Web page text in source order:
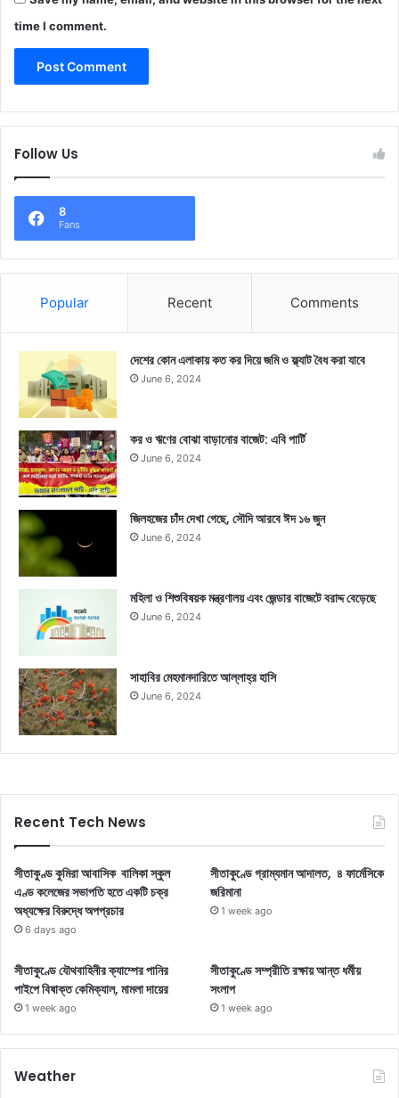
time I comment.
Follow Us
8
Fans
Popular Recent Comments
দেশের কোন এলাকায় কত কর দিয়ে জমি ও ফ্ল্যাট বৈধ করা যাবে
June 6, 2024
কর ও ঋণের বোঝা বাড়ানোর বাজেট: এবি পার্টি
June 6, 2024
জিলহজের চাঁদ দেখা গেছে, সৌদি আরবে ঈদ ১৬ জুন
June 6, 2024
মহিলা ও শিশুবিষয়ক মন্ত্রণালয় এবং জেন্ডার বাজেটে বরাদ্দ বেড়েছে
June 6, 2024
সাহাবির মেহমানদারিতে আল্লাহ্‌র হাসি
June 6, 2024
Recent Tech News
সীতাকুণ্ড কুমিরা আবাসিক বালিকা স্কুল
এণ্ড কলেজের সভাপতি হতে একটি চক্র
অধ্যক্ষের বিরুদ্ধে অপপ্রচার
6 days ago
সীতাকুণ্ডে গ্রাম্যমান আদালত, ৪ ফার্মেসিকে
জরিমানা
1 week ago
সীতাকুণ্ডে যৌথবাহিনীর ক্যাম্পের পানির
পাইপে বিষাক্ত কেমিক্যাল, মামলা দায়ের
1 week ago
সীতাকুণ্ডে সম্প্রীতি রক্ষায় আন্ত ধর্মীয়
সংলাপ
1 week ago
Weather